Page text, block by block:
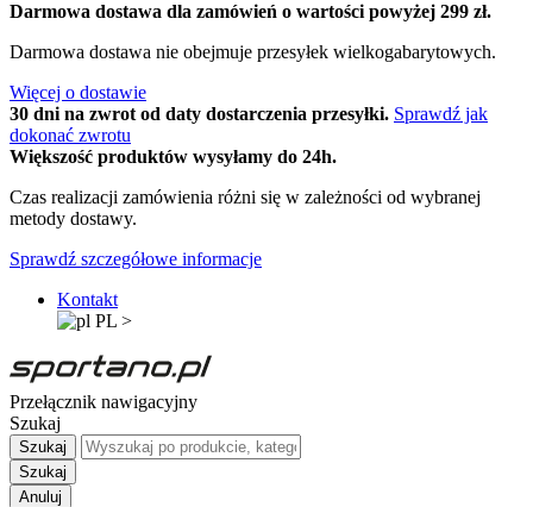
Darmowa dostawa dla zamówień o wartości powyżej 299 zł.
Darmowa dostawa nie obejmuje przesyłek wielkogabarytowych.
Więcej o dostawie
30 dni na zwrot od daty dostarczenia przesyłki. Sprawdź jak
dokonać zwrotu
Większość produktów wysyłamy do 24h.
Czas realizacji zamówienia różni się w zależności od wybranej
metody dostawy.
Sprawdź szczegółowe informacje
Kontakt
PL >
Przełącznik nawigacyjny
Szukaj
Szukaj
Szukaj
Anuluj